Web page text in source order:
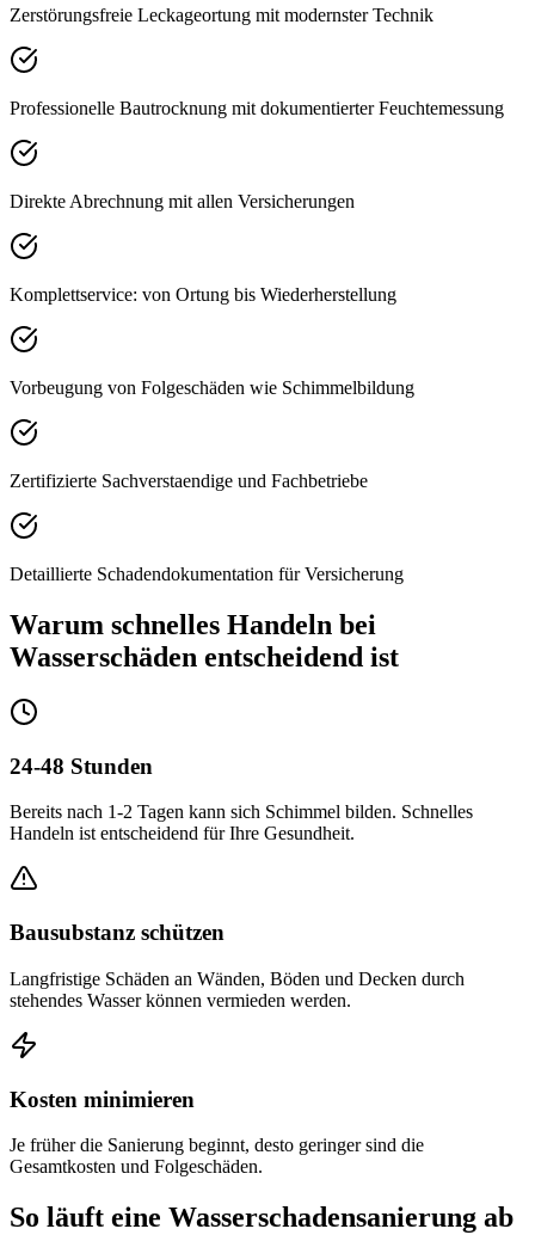
Zerstörungsfreie Leckageortung mit modernster Technik
Professionelle Bautrocknung mit dokumentierter Feuchtemessung
Direkte Abrechnung mit allen Versicherungen
Komplettservice: von Ortung bis Wiederherstellung
Vorbeugung von Folgeschäden wie Schimmelbildung
Zertifizierte Sachverstaendige und Fachbetriebe
Detaillierte Schadendokumentation für Versicherung
Warum schnelles Handeln bei
Wasserschäden entscheidend ist
24-48 Stunden
Bereits nach 1-2 Tagen kann sich Schimmel bilden. Schnelles
Handeln ist entscheidend für Ihre Gesundheit.
Bausubstanz schützen
Langfristige Schäden an Wänden, Böden und Decken durch
stehendes Wasser können vermieden werden.
Kosten minimieren
Je früher die Sanierung beginnt, desto geringer sind die
Gesamtkosten und Folgeschäden.
So läuft eine Wasserschadensanierung ab